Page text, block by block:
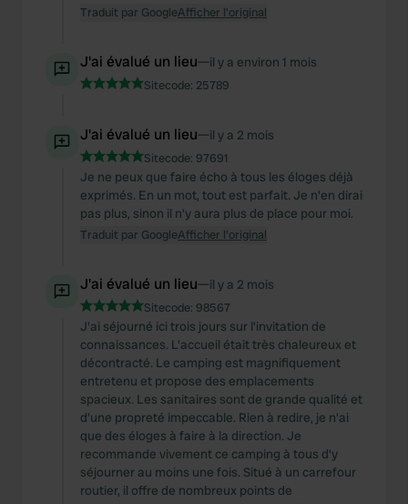
Traduit par GoogleAfficher l'original
J'ai évalué un lieu—il y a environ 1 mois
Sitecode: 25789
J'ai évalué un lieu—il y a 2 mois
Sitecode: 97691
Je ne peux que faire écho à tous les éloges déjà
exprimés. En un mot, tout est parfait. Je n'en dirai
pas plus, sinon il n'y aura plus de place pour moi.
Traduit par GoogleAfficher l'original
J'ai évalué un lieu—il y a 2 mois
Sitecode: 98567
J'ai séjourné ici trois jours sur l'invitation de
connaissances. L'accueil était très chaleureux et
décontracté. Le camping est magnifiquement
entretenu et propose des emplacements
spacieux. Les sanitaires sont de grande qualité et
d'une propreté impeccable. Rien à redire, je n'ai
que des éloges à faire à la direction. Je
recommande vivement ce camping à tous d'y
séjourner au moins une fois. Situé à un carrefour
routier, il offre de nombreux points de